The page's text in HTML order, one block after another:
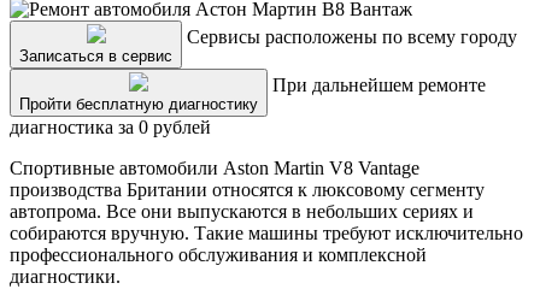
Записаться в сервис
Сервисы расположены по всему городу
Пройти бесплатную диагностику
При дальнейшем ремонте
диагностика за 0 рублей
Спортивные автомобили Aston Martin V8 Vantage
производства Британии относятся к люксовому сегменту
автопрома. Все они выпускаются в небольших сериях и
собираются вручную. Такие машины требуют исключительно
профессионального обслуживания и комплексной
диагностики.